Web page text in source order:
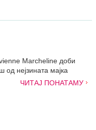
Marcheline доби
нејзината мајка
ЧИТАЈ ПОНАТАМУ